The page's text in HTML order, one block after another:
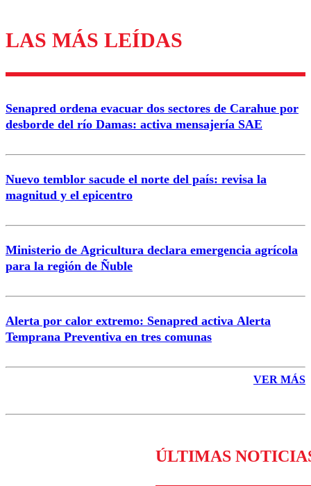
Los comentarios son moderados para garantizar un
diálogo respetuoso.
Nombre
Correo
LAS MÁS LEÍDAS
Senapred ordena evacuar dos sectores de Carahue por
desborde del río Damas: activa mensajería SAE
Nuevo temblor sacude el norte del país: revisa la
magnitud y el epicentro
Ministerio de Agricultura declara emergencia agrícola
para la región de Ñuble
Alerta por calor extremo: Senapred activa Alerta
Temprana Preventiva en tres comunas
VER MÁS
ÚLTIMAS